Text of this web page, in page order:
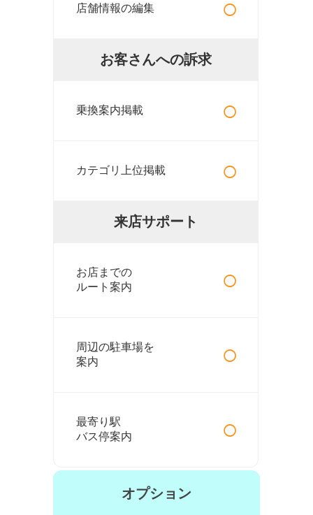
店舗情報の編集 ○
お客さんへの訴求
乗換案内掲載 ○
カテゴリ上位掲載 ○
来店サポート
お店までの
ルート案内
○
周辺の駐車場を
案内
○
最寄り駅
バス停案内
○
オプション